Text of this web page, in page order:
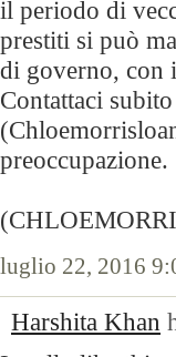
il periodo di
prestiti si può
di governo, con
Contattaci
preoccupazione.
luglio 22, 2016
Harshita Khan